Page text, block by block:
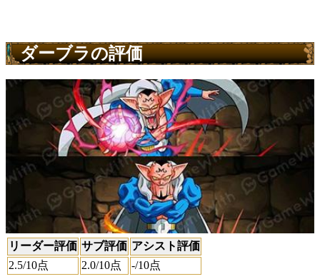
ダーブラの評価
リーダー評価 サブ評価 アシスト評価
2.5/10点 2.0/10点 -/10点